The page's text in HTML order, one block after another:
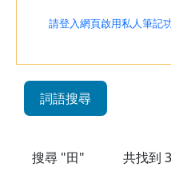
請登入網頁啟用私人筆記功
詞語搜尋
搜尋 "田" 共找到